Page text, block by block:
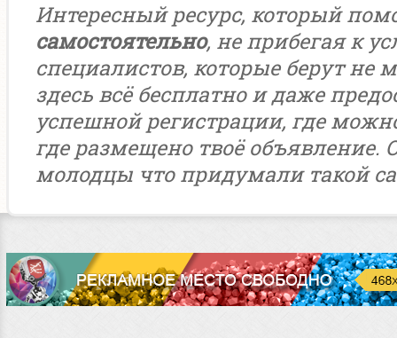
Интересный ресурс, который
самостоятельно, не прибегая к
специалистов, которые берут не
здесь всё бесплатно и даже
успешной регистрации, где
где размещено твоё объявление.
молодцы что придумали такой